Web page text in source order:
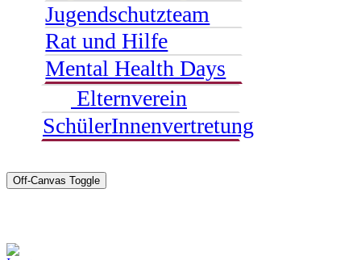
Jugendschutzteam
Rat und Hilfe
Mental Health Days
Elternverein
SchülerInnenvertretung
Off-Canvas Toggle